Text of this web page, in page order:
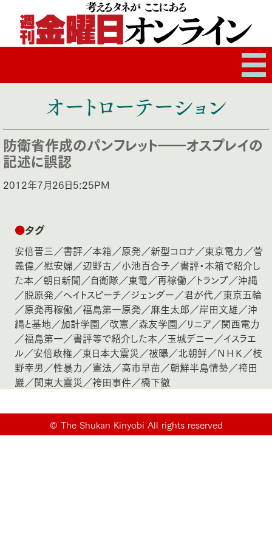
オートローテーション
防衛省作成のパンフレット――オスプレイの
記述に誤認
2012年7月26日5:25PM
●タグ
安倍晋三 ／書評／本箱／原発／新型コロナ／東京電力 ／菅
義偉／慰安婦／辺野古／小池百合子／書評・本箱で紹介し
た本／朝日新聞／自衛隊／東電／再稼働／トランプ／沖縄
／脱原発／ヘイトスピーチ／ジェンダー／君が代／東京五輪
／原発再稼働／福島第一原発／麻生太郎／岸田文雄／沖
縄と基地／加計学園／改憲／森友学園／リニア／関西電力
／福島第一／書評等で紹介した本／玉城デニー／イスラエ
ル／安倍政権／東日本大震災 ／被曝／北朝鮮／ＮＨＫ ／枝
野幸男 ／性暴力 ／憲法／高市早苗／朝鮮半島情勢／袴田
巖／関東大震災 ／袴田事件／橋下徹
© The Shukan Kinyobi All rights reserved